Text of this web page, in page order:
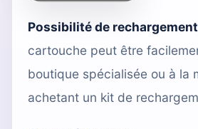
Possibilité de
cartouche peut être
boutique spécialisée ou à la
achetant un kit de